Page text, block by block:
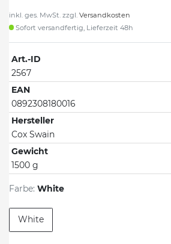
inkl. ges. MwSt. zzgl. Versandkosten
Sofort versandfertig, Lieferzeit 48h
Art.-ID
2567
EAN
0892308180016
Hersteller
Cox Swain
Gewicht
1500 g
Farbe: White
White